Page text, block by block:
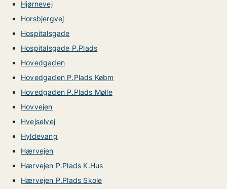
Hjørnevej
Horsbjergvej
Hospitalsgade
Hospitalsgade P.Plads
Hovedgaden
Hovedgaden P.Plads Købm
Hovedgaden P.Plads Mølle
Hovvejen
Hvejselvej
Hyldevang
Hærvejen
Hærvejen P.Plads K.Hus
Hærvejen P.Plads Skole